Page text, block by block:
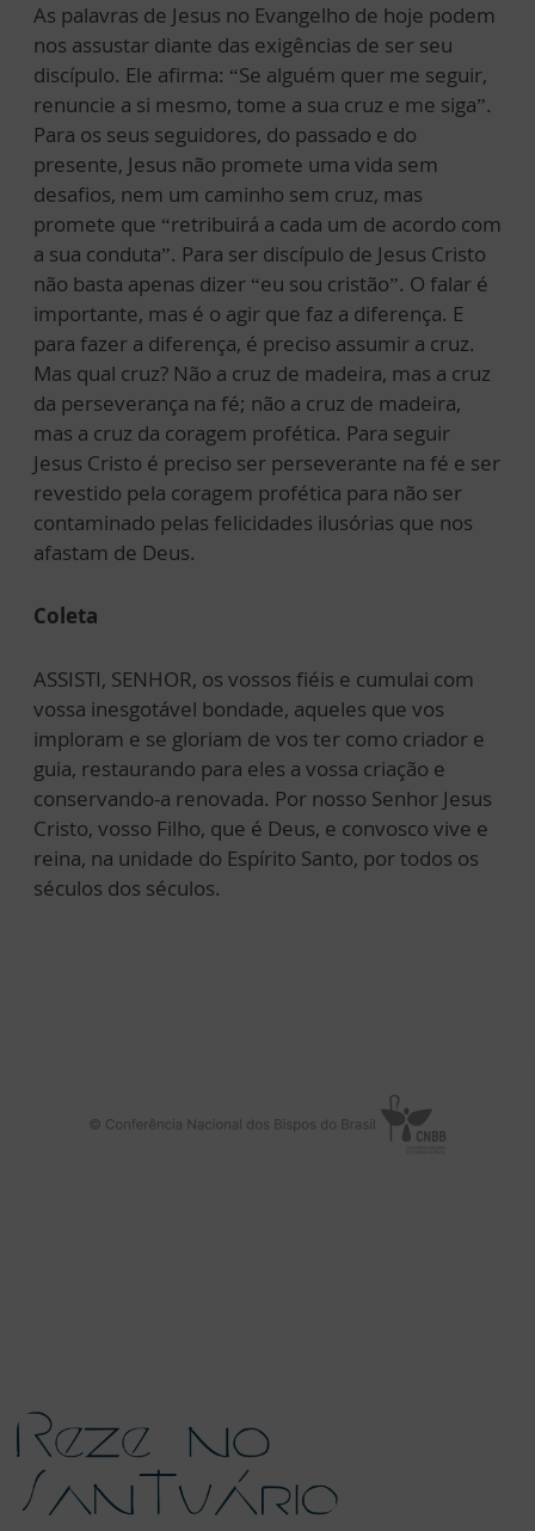
As palavras de Jesus no Evangelho de hoje podem
nos assustar diante das exigências de ser seu
discípulo. Ele afirma: “Se alguém quer me seguir,
renuncie a si mesmo, tome a sua cruz e me siga”.
Para os seus seguidores, do passado e do
presente, Jesus não promete uma vida sem
desafios, nem um caminho sem cruz, mas
promete que “retribuirá a cada um de acordo com
a sua conduta”. Para ser discípulo de Jesus Cristo
não basta apenas dizer “eu sou cristão”. O falar é
importante, mas é o agir que faz a diferença. E
para fazer a diferença, é preciso assumir a cruz.
Mas qual cruz? Não a cruz de madeira, mas a cruz
da perseverança na fé; não a cruz de madeira,
mas a cruz da coragem profética. Para seguir
Jesus Cristo é preciso ser perseverante na fé e ser
revestido pela coragem profética para não ser
contaminado pelas felicidades ilusórias que nos
afastam de Deus.
Coleta
ASSISTI, SENHOR, os vossos fiéis e cumulai com
vossa inesgotável bondade, aqueles que vos
imploram e se gloriam de vos ter como criador e
guia, restaurando para eles a vossa criação e
conservando-a renovada. Por nosso Senhor Jesus
Cristo, vosso Filho, que é Deus, e convosco vive e
reina, na unidade do Espírito Santo, por todos os
séculos dos séculos.